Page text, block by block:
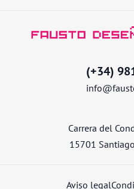
(+34)
Carrera del
15701
Aviso legal